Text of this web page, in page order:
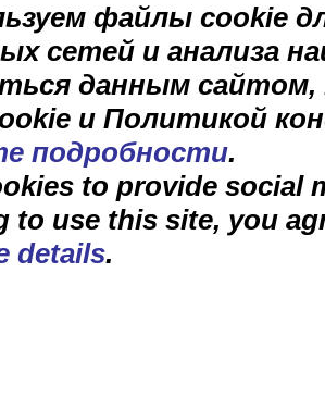
файлы cookie
сетей и анализа
данным
и Политикой
подробности.
to provide social
to use this site, you
details.